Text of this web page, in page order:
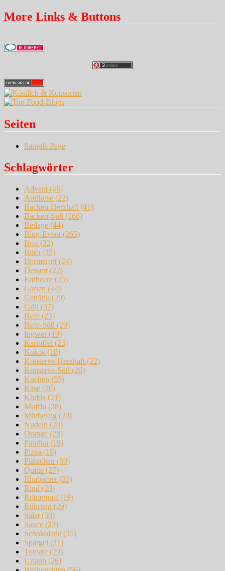
More Links & Buttons
Seiten
Sample Page
Schlagwörter
Advent(46)
Aprikose (22)
Backen-Herzhaft(41)
Backen-Süß (168)
Beilage (44)
Blog-Event(265)
Brot(32)
Büro (35)
Darmstadt(24)
Dessert(22)
Erdbeere (25)
Garten (44)
Getränk (29)
Grill (37)
Hefe (25)
Hefe-Süß (29)
Ingwer(19)
Kartoffel (23)
Kokos (18)
Konserve-Herzhaft(22)
Konserve-Süß (26)
Kuchen (55)
Käse (20)
Kürbis (21)
Muffin (28)
Mürbeteig (20)
Nudeln (20)
Orange (28)
Paprika (19)
Pizza (19)
Plätzchen (59)
Quitte (27)
Rhabarber(31)
Rind (20)
Römertopf(19)
Rührteig (29)
Salat(50)
Sauce (23)
Schokolade (35)
Spargel (21)
Tomate (29)
Urlaub (26)